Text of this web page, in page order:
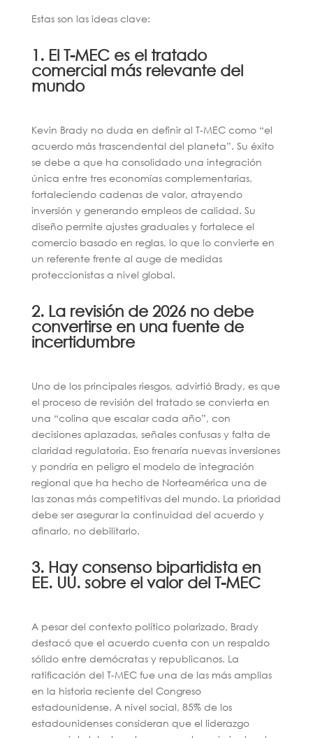
Estas son las ideas clave:
1. El T-MEC es el tratado
comercial más relevante del
mundo
Kevin Brady no duda en definir al T-MEC como “el
acuerdo más trascendental del planeta”. Su éxito
se debe a que ha consolidado una integración
única entre tres economías complementarias,
fortaleciendo cadenas de valor, atrayendo
inversión y generando empleos de calidad. Su
diseño permite ajustes graduales y fortalece el
comercio basado en reglas, lo que lo convierte en
un referente frente al auge de medidas
proteccionistas a nivel global.
2. La revisión de 2026 no debe
convertirse en una fuente de
incertidumbre
Uno de los principales riesgos, advirtió Brady, es que
el proceso de revisión del tratado se convierta en
una “colina que escalar cada año”, con
decisiones aplazadas, señales confusas y falta de
claridad regulatoria. Eso frenaría nuevas inversiones
y pondría en peligro el modelo de integración
regional que ha hecho de Norteamérica una de
las zonas más competitivas del mundo. La prioridad
debe ser asegurar la continuidad del acuerdo y
afinarlo, no debilitarlo.
3. Hay consenso bipartidista en
EE. UU. sobre el valor del T-MEC
A pesar del contexto político polarizado, Brady
destacó que el acuerdo cuenta con un respaldo
sólido entre demócratas y republicanos. La
ratificación del T-MEC fue una de las más amplias
en la historia reciente del Congreso
estadounidense. A nivel social, 85% de los
estadounidenses consideran que el liderazgo